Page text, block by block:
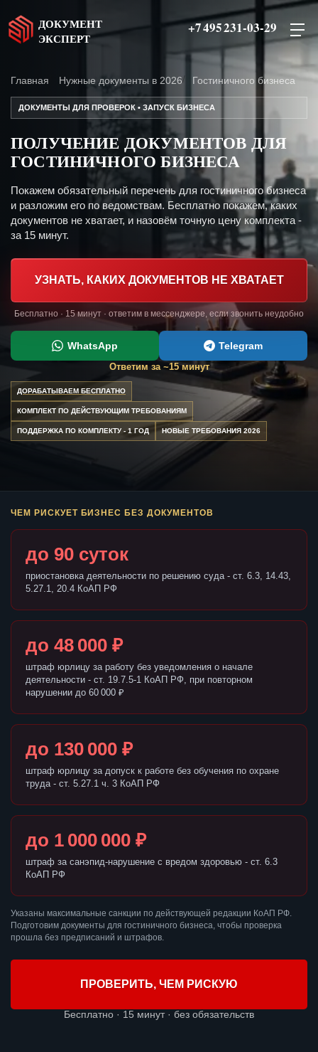
ДОКУМЕНТ
ЭКСПЕРТ
+7 495 231-03-29
Главная Нужные документы в 2026 Гостиничного бизнеса
ДОКУМЕНТЫ ДЛЯ ПРОВЕРОК • ЗАПУСК БИЗНЕСА
ПОЛУЧЕНИЕ ДОКУМЕНТОВ ДЛЯ
ГОСТИНИЧНОГО БИЗНЕСА
Покажем обязательный перечень для гостиничного бизнеса
и разложим его по ведомствам. Бесплатно покажем, каких
документов не хватает, и назовём точную цену комплекта -
за 15 минут.
УЗНАТЬ, КАКИХ ДОКУМЕНТОВ НЕ ХВАТАЕТ
Бесплатно · 15 минут · ответим в мессенджере, если звонить неудобно
WhatsApp Telegram
Ответим за ~15 минут
ДОРАБАТЫВАЕМ БЕСПЛАТНО
КОМПЛЕКТ ПО ДЕЙСТВУЮЩИМ ТРЕБОВАНИЯМ
ПОДДЕРЖКА ПО КОМПЛЕКТУ - 1 ГОД НОВЫЕ ТРЕБОВАНИЯ 2026
ЧЕМ РИСКУЕТ БИЗНЕС БЕЗ ДОКУМЕНТОВ
до 90 суток
приостановка деятельности по решению суда - ст. 6.3, 14.43,
5.27.1, 20.4 КоАП РФ
до 48 000 ₽
штраф юрлицу за работу без уведомления о начале
деятельности - ст. 19.7.5-1 КоАП РФ, при повторном
нарушении до 60 000 ₽
до 130 000 ₽
штраф юрлицу за допуск к работе без обучения по охране
труда - ст. 5.27.1 ч. 3 КоАП РФ
до 1 000 000 ₽
штраф за санэпид-нарушение с вредом здоровью - ст. 6.3
КоАП РФ
Указаны максимальные санкции по действующей редакции КоАП РФ.
Подготовим документы для гостиничного бизнеса, чтобы проверка
прошла без предписаний и штрафов.
ПРОВЕРИТЬ, ЧЕМ РИСКУЮ
Бесплатно · 15 минут · без обязательств